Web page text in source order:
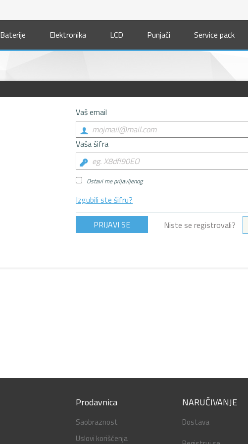
Baterije Elektronika LCD Punjači Service pack
Vaš email
Vaša šifra
Ostavi me prijavljenog
Izgubili ste šifru?
Niste se registrovali?
Prodavnica
Saobraznost
Uslovi korišćenja
NARUČIVANJE
Dostava